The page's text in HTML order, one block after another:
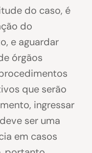
do caso, é
do
e aguardar
órgãos
que serão
ingressar
ser uma
em casos